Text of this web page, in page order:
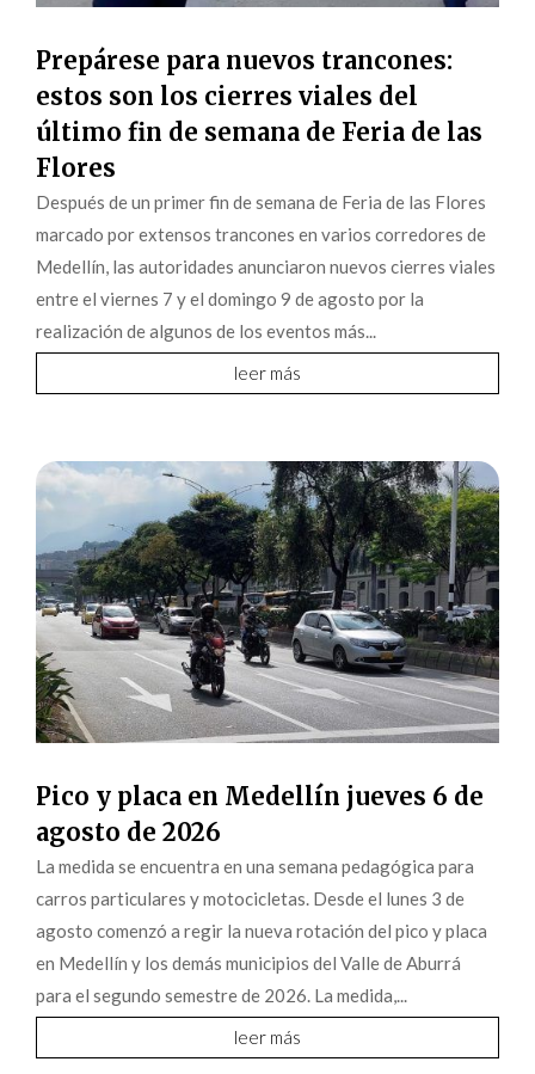
Prepárese para nuevos trancones:
estos son los cierres viales del
último fin de semana de Feria de las
Flores
Después de un primer fin de semana de Feria de las Flores
marcado por extensos trancones en varios corredores de
Medellín, las autoridades anunciaron nuevos cierres viales
entre el viernes 7 y el domingo 9 de agosto por la
realización de algunos de los eventos más...
leer más
Pico y placa en Medellín jueves 6 de
agosto de 2026
La medida se encuentra en una semana pedagógica para
carros particulares y motocicletas. Desde el lunes 3 de
agosto comenzó a regir la nueva rotación del pico y placa
en Medellín y los demás municipios del Valle de Aburrá
para el segundo semestre de 2026. La medida,...
leer más